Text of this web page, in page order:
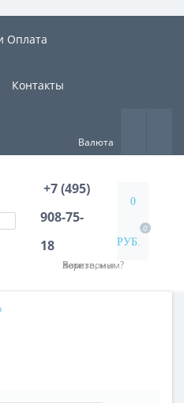
×
Оплата
Контакты
Валюта
+7 (495)
908-75-
18
Хотите, мы Вам перезвоним?
0
РУБ.
0